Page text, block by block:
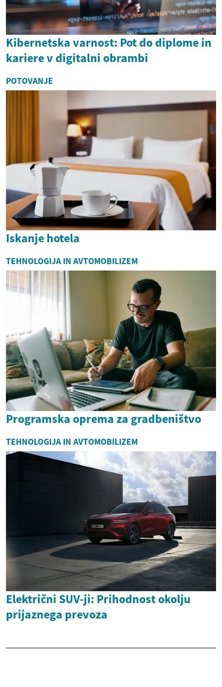
Kibernetska varnost: Pot do diplome in
kariere v digitalni obrambi
POTOVANJE
Iskanje hotela
TEHNOLOGIJA IN AVTOMOBILIZEM
Programska oprema za gradbeništvo
TEHNOLOGIJA IN AVTOMOBILIZEM
Električni SUV-ji: Prihodnost okolju
prijaznega prevoza